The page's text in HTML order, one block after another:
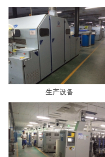
生产设备